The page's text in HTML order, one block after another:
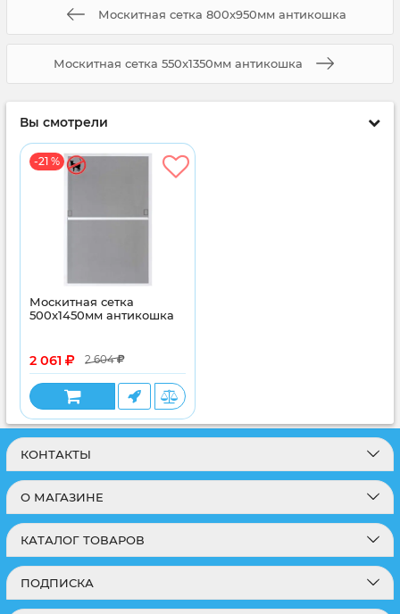
Москитная сетка 800x950мм антикошка
Москитная сетка 550x1350мм антикошка
Вы смотрели
-21 %
Москитная сетка
500x1450мм антикошка
2 061 2 604
КОНТАКТЫ
О МАГАЗИНЕ
КАТАЛОГ ТОВАРОВ
ПОДПИСКА